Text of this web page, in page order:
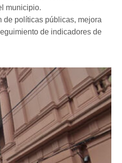
municipio.
de políticas públicas, mejora
de indicadores de